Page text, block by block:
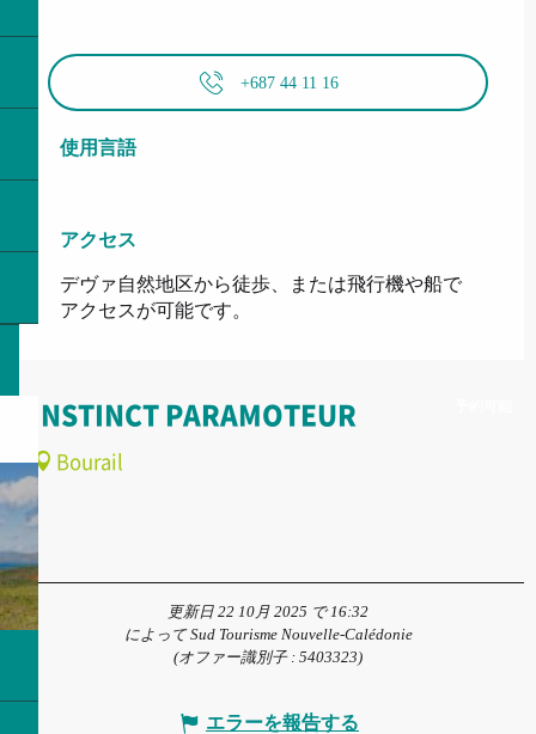
+687 44 11 16
使用言語
使用言語
アクセス
アクセス
デヴァ自然地区から徒歩、または飛行機や船で
アクセスが可能です。
INSTINCT PARAMOTEUR
Bourail
更新日 22 10月 2025 で 16:32
によって Sud Tourisme Nouvelle-Calédonie
(オファー識別子 : 5403323)
エラーを報告する